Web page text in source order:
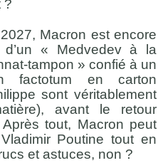
?
Macron est encore
d’un « Medvedev à la
tampon » confié à un
factotum en carton
sont véritablement
avant le retour
tout, Macron peut
Poutine tout en
et astuces, non ?